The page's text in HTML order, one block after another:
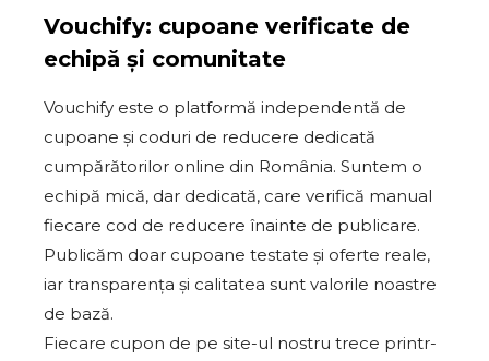
Vouchify: cupoane verificate de
echipă și comunitate
Vouchify este o platformă independentă de
cupoane și coduri de reducere dedicată
cumpărătorilor online din România. Suntem o
echipă mică, dar dedicată, care verifică manual
fiecare cod de reducere înainte de publicare.
Publicăm doar cupoane testate și oferte reale,
iar transparența și calitatea sunt valorile noastre
de bază.
Fiecare cupon de pe site-ul nostru trece printr-